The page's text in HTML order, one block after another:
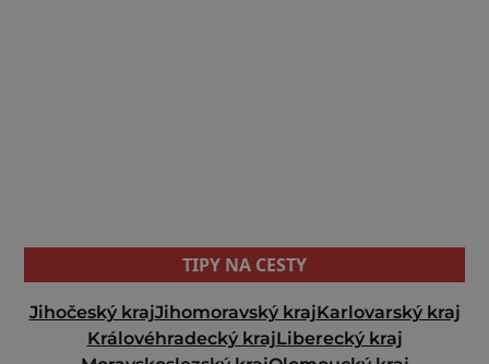
TIPY NA CESTY
Jihočeský krajJihomoravský krajKarlovarský kraj
Královéhradecký krajLiberecký kraj